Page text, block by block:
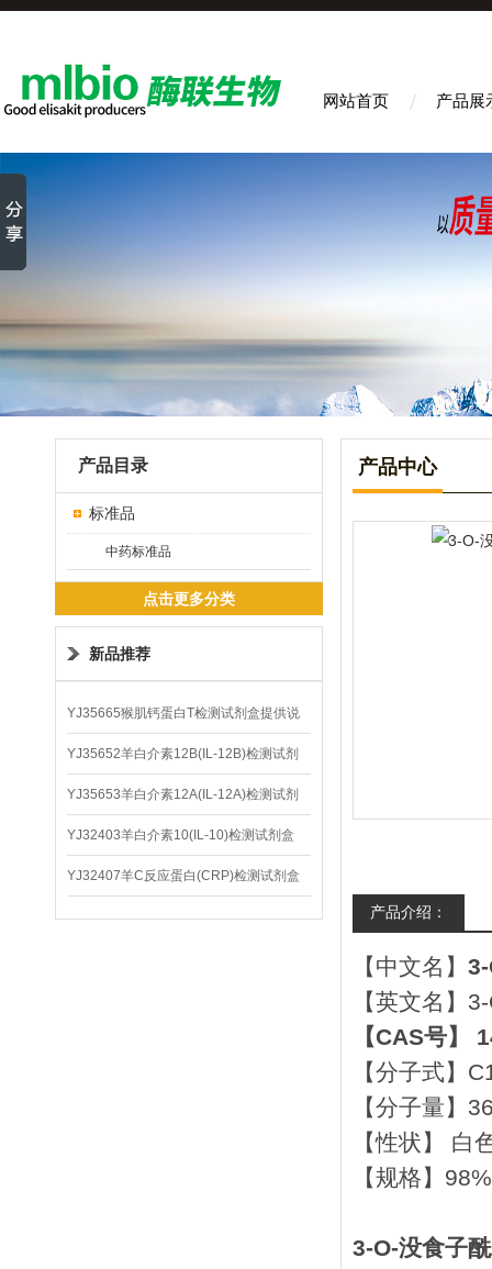
网站首页 产品展
产品目录
标准品
中药标准品
点击更多分类
新品推荐
YJ35665猴肌钙蛋白T检测试剂盒提供说
明书
YJ35652羊白介素12B(IL-12B)检测试剂
盒
YJ35653羊白介素12A(IL-12A)检测试剂
盒
YJ32403羊白介素10(IL-10)检测试剂盒
YJ32407羊C反应蛋白(CRP)检测试剂盒
产品中心
产品介绍：
【中文名】
【英文名】
【CAS号】
【分子式】
【分子量】
【性状】 白
【规格】
3-O-没食子